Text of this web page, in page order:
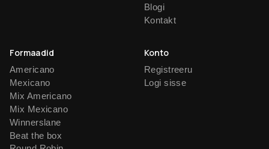
Blogi
Kontakt
Formaadid
Americano
Mexicano
Mix Americano
Mix Mexicano
Winnerslane
Beat the box
Konto
Registreeru
Logi sisse